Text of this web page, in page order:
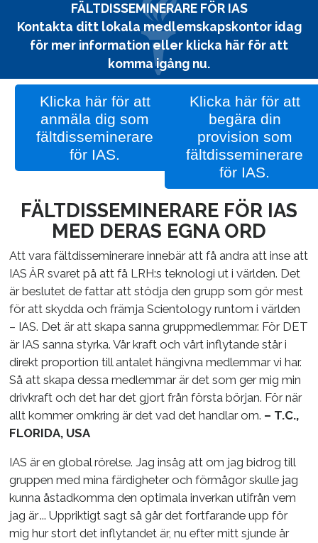
FÄLTDISSEMINERARE FÖR IAS
Kontakta ditt lokala medlemskapskontoridag
för mer information eller klicka här för att
komma igång nu.
Klicka här för att
anmäla dig som
fältdisseminerare
för IAS.
Klicka här för att
begära din
provision som
fältdisseminerare
för IAS.
FÄLTDISSEMINERARE FÖR IAS
MED DERAS EGNA ORD
Att vara fältdisseminerare innebär att få andra att inse att
IAS ÄR svaret på att få LRH:s teknologi ut i världen. Det
är beslutet de fattar att stödja den grupp som gör mest
för att skydda och främja Scientology runtom i världen
– IAS. Det är att skapa sanna gruppmedlemmar. För DET
är IAS sanna styrka. Vår kraft och vårt inflytande står i
direkt proportion till antalet hängivna medlemmar vi har.
Så att skapa dessa medlemmar är det som ger mig min
drivkraft och det har det gjort från första början. För när
allt kommer omkring är det vad det handlar om. – T.C.,
FLORIDA, USA
IAS är en global rörelse. Jag insåg att om jag bidrog till
gruppen med mina färdigheter och förmågor skulle jag
kunna åstadkomma den optimala inverkan utifrån vem
jag är ... Uppriktigt sagt så går det fortfarande upp för
mig hur stort det inflytandet är, nu efter mitt sjunde år